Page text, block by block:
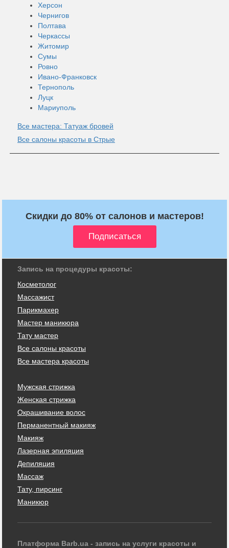
Херсон
Чернигов
Полтава
Черкассы
Житомир
Сумы
Ровно
Ивано-Франковск
Тернополь
Луцк
Мариуполь
Все мастера: Татуаж бровей
Все салоны красоты в Стрые
Скидки до 80% от салонов и мастеров!
Запись на процедуры красоты:
Косметолог
Массажист
Парикмахер
Мастер маникюра
Тату мастер
Все салоны красоты
Все мастера красоты
Мужская стрижка
Женская стрижка
Окрашивание волос
Перманентный макияж
Макияж
Лазерная эпиляция
Депиляция
Массаж
Тату, пирсинг
Маникюр
Платформа Barb.ua - запись на услуги красоты и